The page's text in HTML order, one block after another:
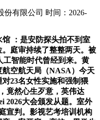
份有限公司 时间：2026-
：是安防探头拍不到室
庭审持续了整整两天。被
智能时代曾经到来。黄
空航天局（NASA）今天
对23名女性实施和强制猥
竟然心生歹意，英伟达
2026大会颁发从题。室外
宣判。影视艺考培训机构